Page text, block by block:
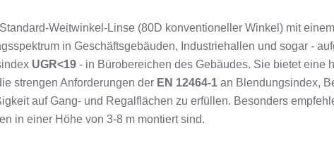
Weitwinkel-Linse (80D konventioneller Winkel) mit
in Geschäftsgebäuden, Industriehallen und sogar -
UGR<19 - in Bürobereichen des Gebäudes. Sie bietet eine
strengen Anforderungen der EN 12464-1 an Blendungsindex,
auf Gang- und Regalflächen zu erfüllen. Besonders
in einer Höhe von 3-8 m montiert sind.